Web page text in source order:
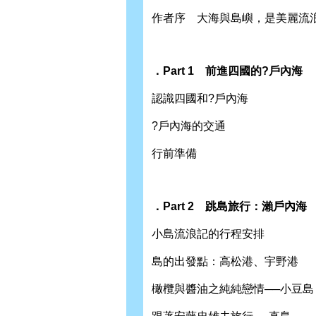
作者序 大海與島嶼，是美麗流
．Part 1 前進四國的?戶內海
認識四國和?戶內海
?戶內海的交通
行前準備
．Part 2 跳島旅行：瀨戶內海
小島流浪記的行程安排
島的出發點：高松港、宇野港
橄欖與醬油之純純戀情──小豆島